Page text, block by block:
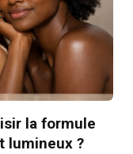
la formule
lumineux ?